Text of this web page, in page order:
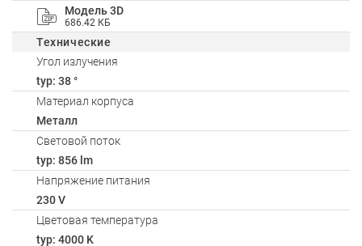
Модель 3D
686.42 КБ
Технические
Угол излучения
typ: 38 °
Материал корпуса
Металл
Световой поток
typ: 856 lm
Напряжение питания
230 V
Цветовая температура
typ: 4000 K